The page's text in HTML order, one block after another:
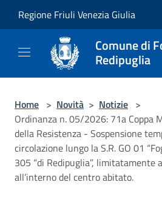
Regione Friuli Venezia Giulia
Comune di
Redipuglia
Home > Novità > Notizie >
Ordinanza n. 05/2026: 71a Coppa
della Resistenza - Sospensione
circolazione lungo la S.R. GO 01
305 “di Redipuglia”, limitatamente
all’interno del centro abitato.